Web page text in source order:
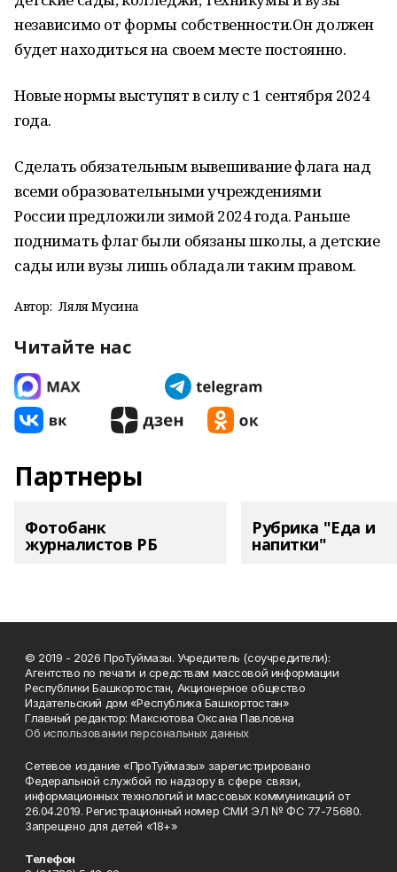
независимо от формы собственности.Он должен
будет находиться на своем месте постоянно.
Новые нормы выступят в силу с 1 сентября 2024
года.
Сделать обязательным вывешивание флага над
всеми образовательными учреждениями
России предложили зимой 2024 года. Раньше
поднимать флаг были обязаны школы, а детские
сады или вузы лишь обладали таким правом.
Автор: Ляля Мусина
Читайте нас
Партнеры
Фотобанк
журналистов РБ
Рубрика "Еда и
напитки"
© 2019 - 2026 ПроТуймазы. Учредитель (соучредители):
Агентство по печати и средствам массовой информации
Республики Башкортостан, Акционерное общество
Издательский дом «Республика Башкортостан»
Главный редактор: Максютова Оксана Павловна
Об использовании персональных данных
Сетевое издание «ПроТуймазы» зарегистрировано
Федеральной службой по надзору в сфере связи,
информационных технологий и массовых коммуникаций от
26.04.2019. Регистрационный номер СМИ ЭЛ № ФС 77-75680.
Запрещено для детей «18+»
Телефон